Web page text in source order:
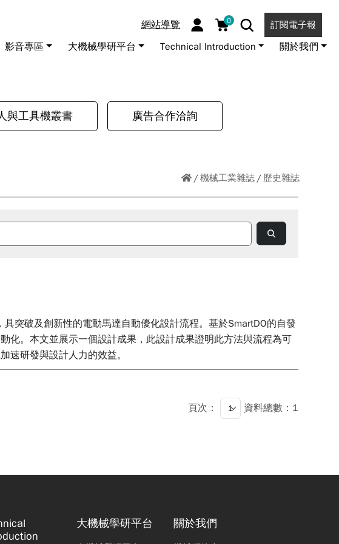
網站導覽 0 訂閱電子報
影音專區 大機械學研平台 Technical Introduction 關於我們
與工具機叢書 廣告合作洽詢
機械工業雜誌 歷史雜誌
突破及創新性的電動馬達自動優化設計流程。基於SmartDO的自發
化。本文並展示一個設計成果，此設計成果證明此方法與流程為可
速研發與設計人力的效益。
頁次： 資料總數：1
大機械學研平台 關於我們